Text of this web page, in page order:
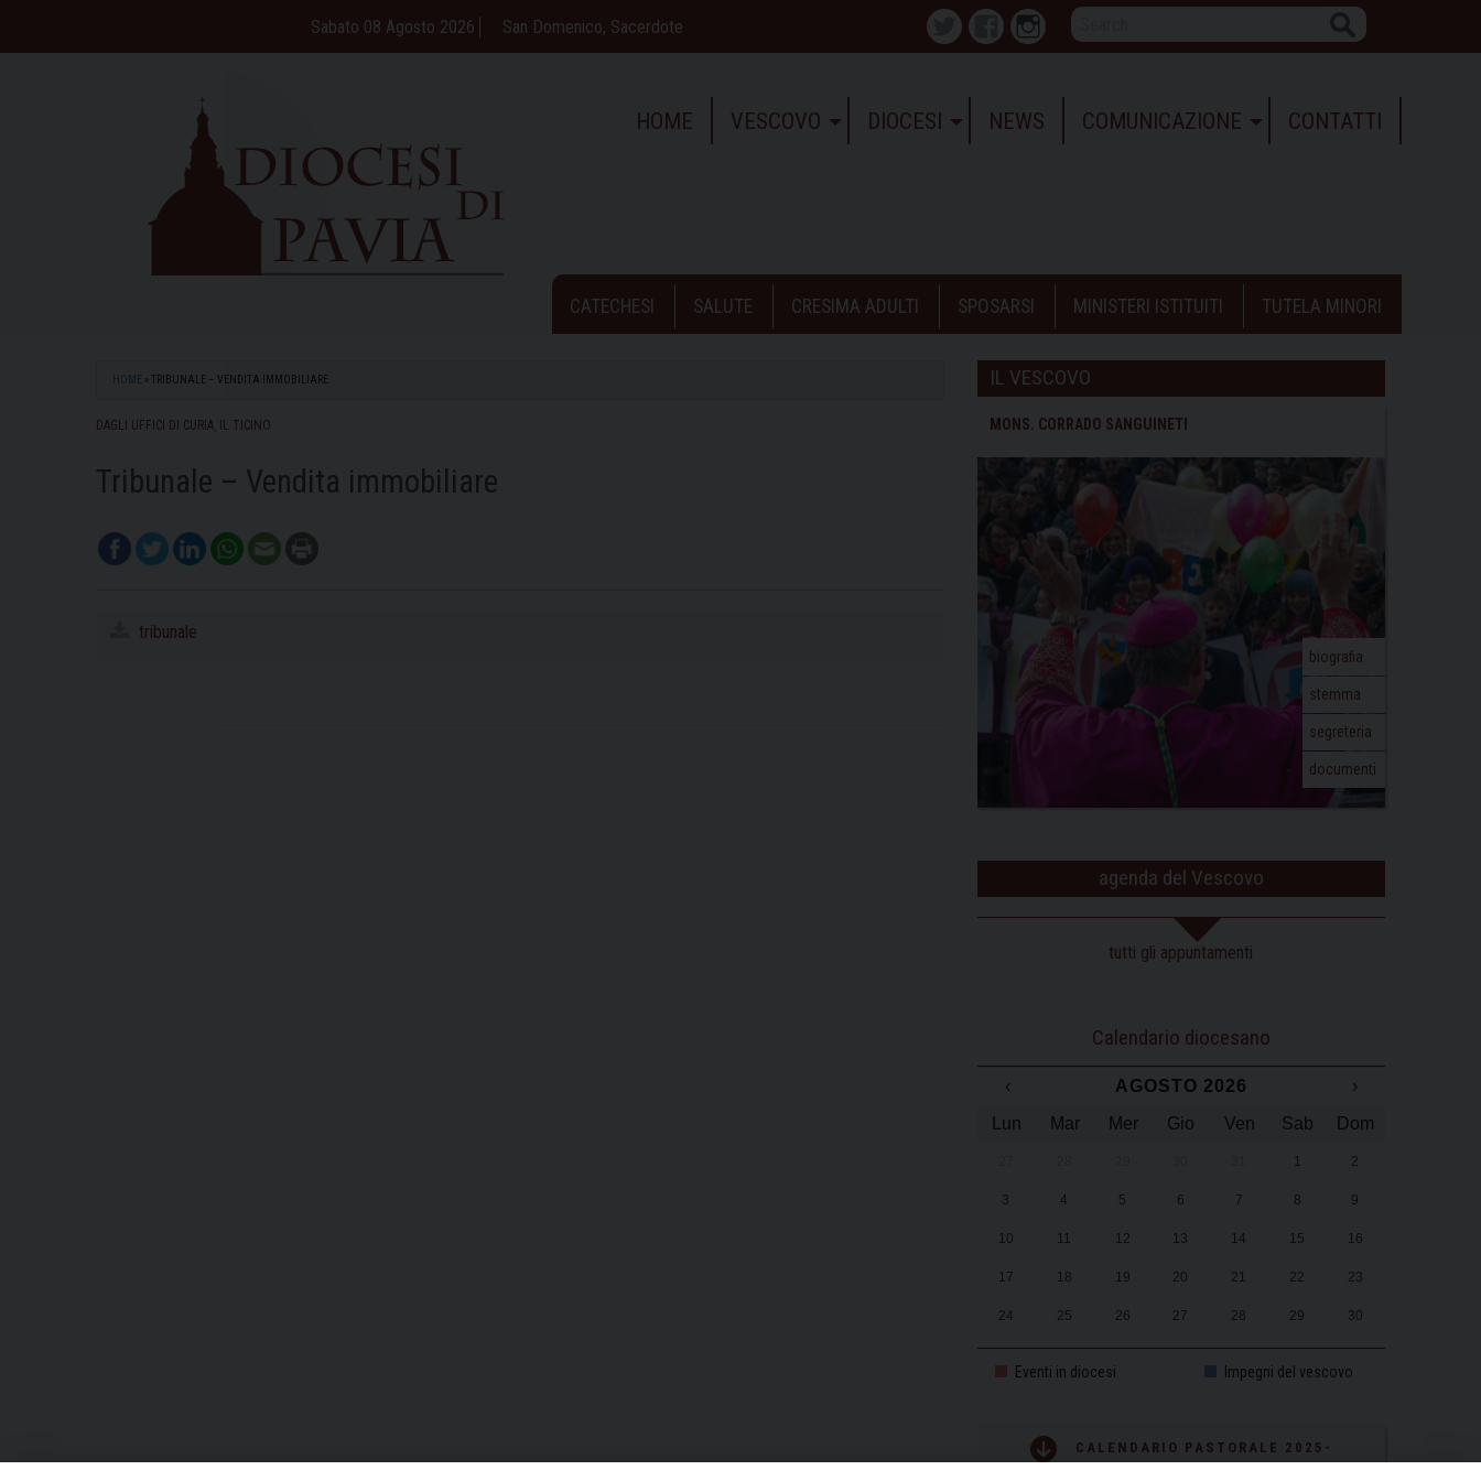
Sabato 08 Agosto 2026 San Domenico, Sacerdote Twitter FacebookInstagram
HOME VESCOVO DIOCESI NEWS COMUNICAZIONE CONTATTI
CATECHESI SALUTE CRESIMA ADULTI SPOSARSI MINISTERI ISTITUITI TUTELA MINORI
HOME » TRIBUNALE – VENDITA IMMOBILIARE
DAGLI UFFICI DI CURIA IL TICINO
Tribunale – Vendita immobiliare
tribunale
IL VESCOVO
MONS. CORRADO SANGUINETI
biografia
stemma
segreteria
documenti
agenda del Vescovo
tutti gli appuntamenti
Calendario diocesano
‹ AGOSTO 2026
›
Lun
Mar Mer Gio Ven Sab Dom
1 2
3 4 5 6 7 8 9
10 11 12 13 14 15 16
17 18 19 20 21 22 23
24 25 26 27 28 29 30
31 1 2 3 4 5 6
Eventi in diocesi Impegni del vescovo
CALENDARIO PASTORALE 2025-